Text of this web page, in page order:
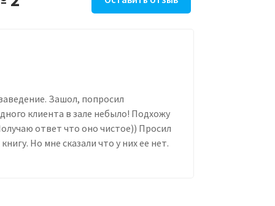
Зашол, попросил
клиента в зале небыло! Подхожу
ответ что оно чистое)) Просил
Но мне сказали что у них ее нет.